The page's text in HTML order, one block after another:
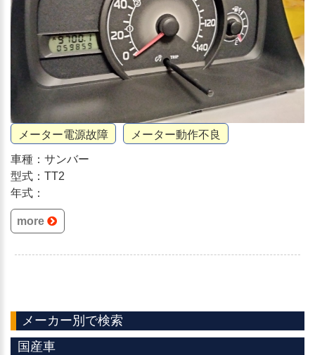
メーター電源故障 メーター動作不良
車種：サンバー
型式：TT2
年式：
more
メーカー別で検索
国産車